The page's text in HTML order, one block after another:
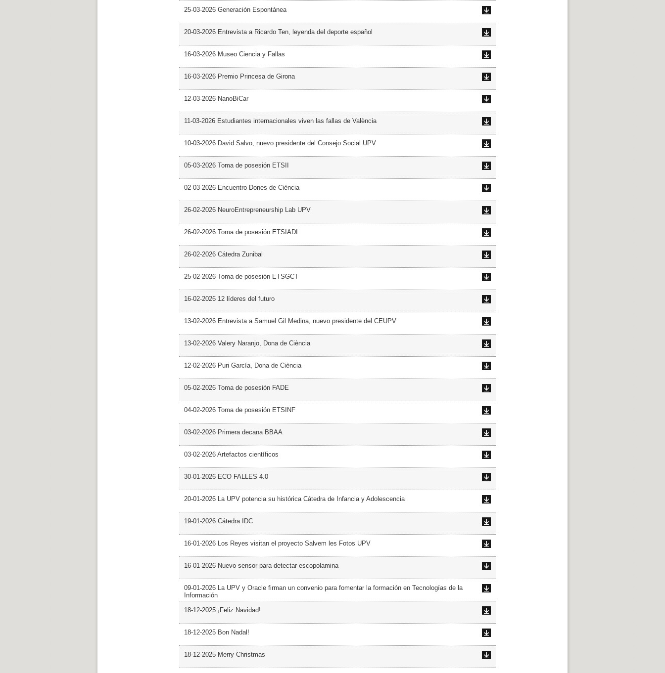
25-03-2026 Generación Espontánea
20-03-2026 Entrevista a Ricardo Ten, leyenda del deporte español
16-03-2026 Museo Ciencia y Fallas
16-03-2026 Premio Princesa de Girona
12-03-2026 NanoBiCar
11-03-2026 Estudiantes internacionales viven las fallas de València
10-03-2026 David Salvo, nuevo presidente del Consejo Social UPV
05-03-2026 Toma de posesión ETSII
02-03-2026 Encuentro Dones de Ciència
26-02-2026 NeuroEntrepreneurship Lab UPV
26-02-2026 Toma de posesión ETSIADI
26-02-2026 Cátedra Zunibal
25-02-2026 Toma de posesión ETSGCT
16-02-2026 12 líderes del futuro
13-02-2026 Entrevista a Samuel Gil Medina, nuevo presidente del CEUPV
13-02-2026 Valery Naranjo, Dona de Ciència
12-02-2026 Puri García, Dona de Ciència
05-02-2026 Toma de posesión FADE
04-02-2026 Toma de posesión ETSINF
03-02-2026 Primera decana BBAA
03-02-2026 Artefactos científicos
30-01-2026 ECO FALLES 4.0
20-01-2026 La UPV potencia su histórica Cátedra de Infancia y Adolescencia
19-01-2026 Cátedra IDC
16-01-2026 Los Reyes visitan el proyecto Salvem les Fotos UPV
16-01-2026 Nuevo sensor para detectar escopolamina
09-01-2026 La UPV y Oracle firman un convenio para fomentar la formación en Tecnologías de la
Información
18-12-2025 ¡Feliz Navidad!
18-12-2025 Bon Nadal!
18-12-2025 Merry Christmas